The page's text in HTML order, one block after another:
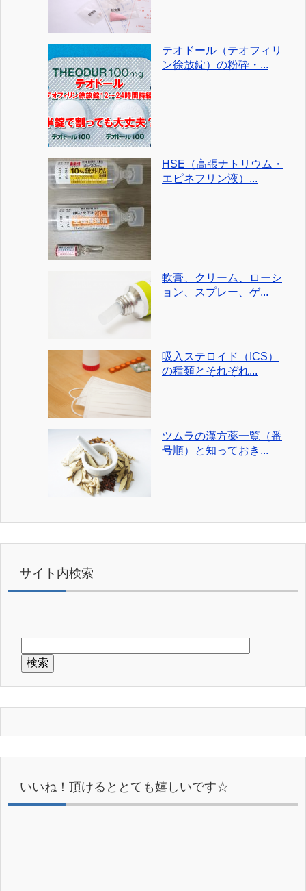
テオドール（テオフィリ
ン徐放錠）の粉砕・...
HSE（高張ナトリウム・
エピネフリン液）...
軟膏、クリーム、ローシ
ョン、スプレー、ゲ...
吸入ステロイド（ICS）
の種類とそれぞれ...
ツムラの漢方薬一覧（番
号順）と知っておき...
サイト内検索
いいね！頂けるととても嬉しいです☆